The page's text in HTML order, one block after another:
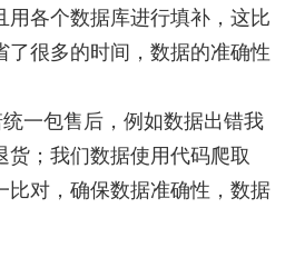
各个数据库进行填补，这比
了很多的时间，数据的准确性
一包售后，例如数据出错我
；我们数据使用代码爬取
比对，确保数据准确性，数据